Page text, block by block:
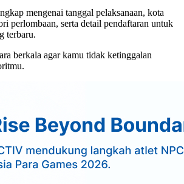
mengenai tanggal pelaksanaan, kota
perlombaan, serta detail pendaftaran untuk
terbaru.
berkala agar kamu tidak ketinggalan